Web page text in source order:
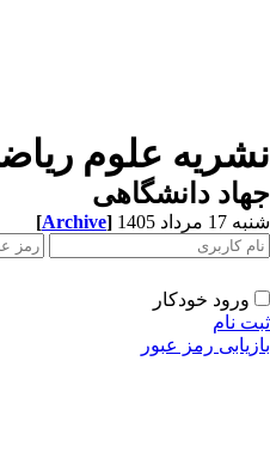
علوم
دانشگاهی
مرداد 1405 [Archive]
ورود خودکار
نام
رمز عبور